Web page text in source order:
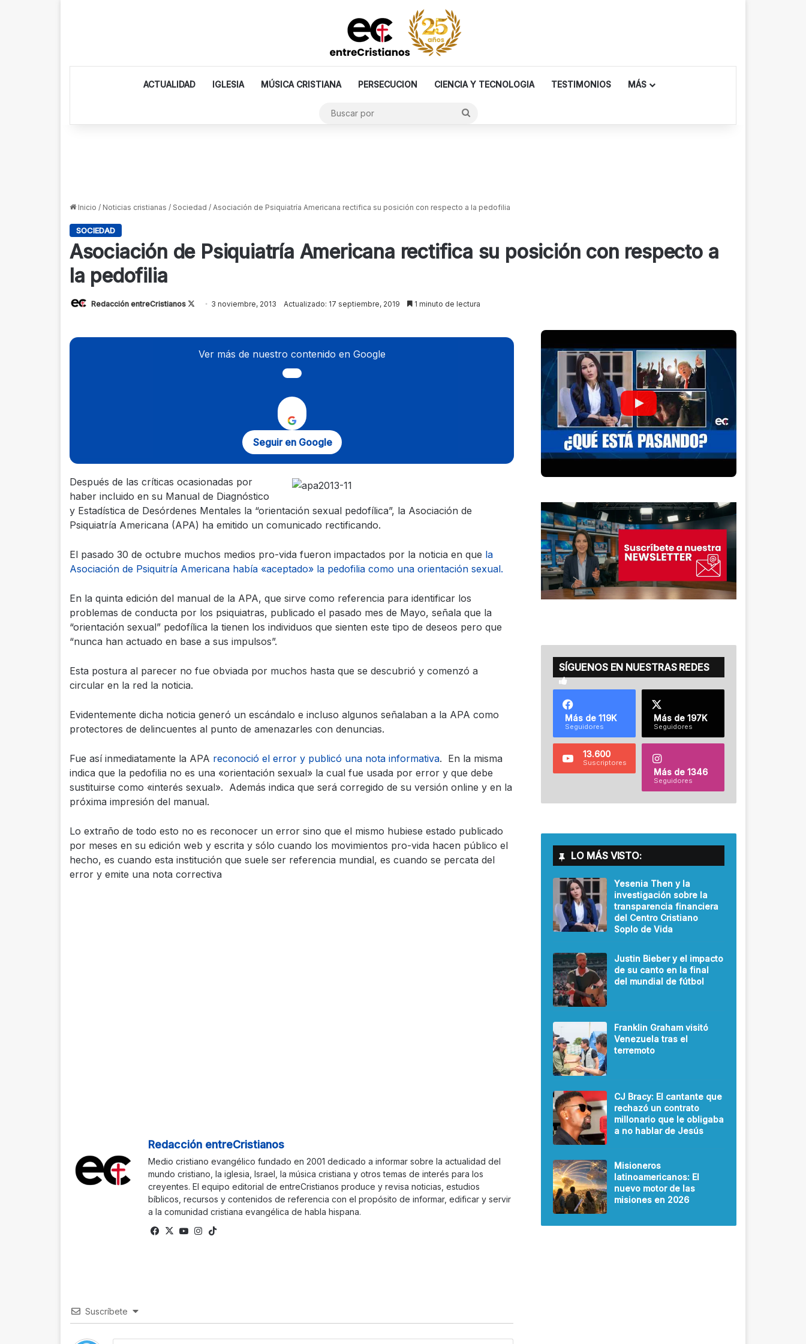
ACTUALIDAD IGLESIA MÚSICA CRISTIANA PERSECUCION CIENCIA Y TECNOLOGIA TESTIMONIOS MÁS
Inicio / Noticias cristianas / Sociedad / Asociación de Psiquiatría Americana rectifica su posición con respecto a la pedofilia
SOCIEDAD
Asociación de Psiquiatría Americana rectifica su posición con respecto a
la pedofilia
Redacción entreCristianos
Follow3 noviembre, 2013 Actualizado: 17 septiembre, 2019 1 minuto de lectura
Ver más de nuestro contenido en Google
Seguir en Google
Después de las críticas ocasionadas por
haber incluido en su Manual de Diagnóstico
y Estadística de Desórdenes Mentales la “orientación sexual pedofílica”, la Asociación de
Psiquiatría Americana (APA) ha emitido un comunicado rectificando.
El pasado 30 de octubre muchos medios pro-vida fueron impactados por la noticia en que la
Asociación de Psiquitría Americana había «aceptado» la pedofilia como una orientación sexual.
En la quinta edición del manual de la APA, que sirve como referencia para identificar los
problemas de conducta por los psiquiatras, publicado el pasado mes de Mayo, señala que la
“orientación sexual” pedofílica la tienen los individuos que sienten este tipo de deseos pero que
“nunca han actuado en base a sus impulsos”.
Esta postura al parecer no fue obviada por muchos hasta que se descubrió y comenzó a
circular en la red la noticia.
Evidentemente dicha noticia generó un escándalo e incluso algunos señalaban a la APA como
protectores de delincuentes al punto de amenazarles con denuncias.
Fue así inmediatamente la APA reconoció el error y publicó una nota informativa. En la misma
indica que la pedofilia no es una «orientación sexual» la cual fue usada por error y que debe
sustituirse como «interés sexual». Además indica que será corregido de su versión online y en la
próxima impresión del manual.
Lo extraño de todo esto no es reconocer un error sino que el mismo hubiese estado publicado
por meses en su edición web y escrita y sólo cuando los movimientos pro-vida hacen público el
hecho, es cuando esta institución que suele ser referencia mundial, es cuando se percata del
error y emite una nota correctiva
Redacción entreCristianos
Medio cristiano evangélico fundado en 2001 dedicado a informar sobre la actualidad del
mundo cristiano, la iglesia, Israel, la música cristiana y otros temas de interés para los
creyentes. El equipo editorial de entreCristianos produce y revisa noticias, estudios
bíblicos, recursos y contenidos de referencia con el propósito de informar, edificar y servir
a la comunidad cristiana evangélica de habla hispana.
Fa
X
Yo Ins
Suscríbete
SÍGUENOS EN NUESTRAS REDES
Más de 119K
Seguidores
Más de 197K
Seguidores
13.600
Suscriptores
Más de 1346
Seguidores
LO MÁS VISTO:
Yesenia Then y la
investigación sobre la
transparencia financiera
del Centro Cristiano
Soplo de Vida
Justin Bieber y el impacto
de su canto en la final
del mundial de fútbol
Franklin Graham visitó
Venezuela tras el
terremoto
CJ Bracy: El cantante que
rechazó un contrato
millonario que le obligaba
a no hablar de Jesús
Misioneros
latinoamericanos: El
nuevo motor de las
misiones en 2026